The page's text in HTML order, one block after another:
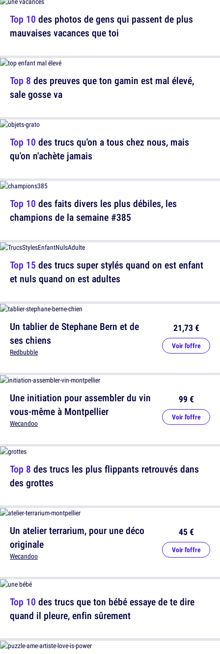
Top 8 des preuves que ton gamin est mal élevé,
sale gosse va
Top 10 des faits divers les plus débiles, les
champions de la semaine #385
Un tablier de Stephane Bern et de
ses chiens
Redbubble
21,73 €
Voir l'offre
Top 8 des trucs les plus flippants retrouvés dans
des grottes
Top 10 des trucs que ton bébé essaye de te dire
quand il pleure, enfin sûrement
Top 10 des photos de gens qui passent de plus
mauvaises vacances que toi
Top 10 des trucs qu'on a tous chez nous, mais
qu'on n'achète jamais
Top 15 des trucs super stylés quand on est enfant
et nuls quand on est adultes
Une initiation pour assembler du vin
vous-même à Montpellier
Wecandoo
99 €
Voir l'offre
Un atelier terrarium, pour une déco
originale
Wecandoo
45 €
Voir l'offre